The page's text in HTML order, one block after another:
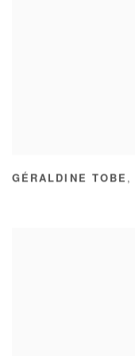
GÉRALDINE TOBE ,